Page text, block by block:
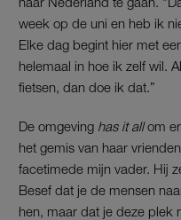
week op de uni en heb ik
Elke dag begint hier met
helemaal in hoe ik zelf wil.
fietsen, dan doe ik dat.”
De omgeving has it allom er
het gemis van haar
facetimede mijn vader. Hij
Besef dat je de mensen
hen, maar dat je deze plek